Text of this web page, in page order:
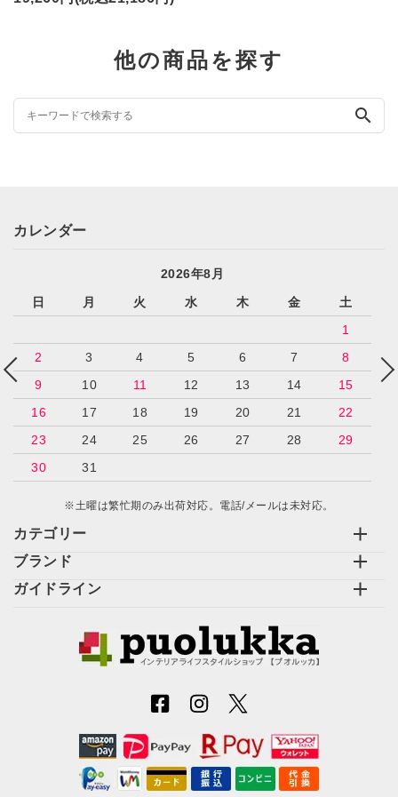
他の商品を探す
search
カテゴリー
ブランド
ガイドライン
カレンダー
2026年8月
日
月 火 水 木 金
土
1
2
3 4 5 6 7
8
9
10 11 12 13 14
15
16
17 18 19 20 21
22
23
24 25 26 27 28
29
30
31
※土曜は繁忙期のみ出荷対応。電話/メールは未対応。